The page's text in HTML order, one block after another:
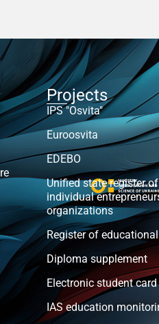
Projects
IPS "Osvita"
Euroosvita
EDEBO
Unified state register
individual
organizations
Register of
Diploma supplement
Electronic student card
IAS education